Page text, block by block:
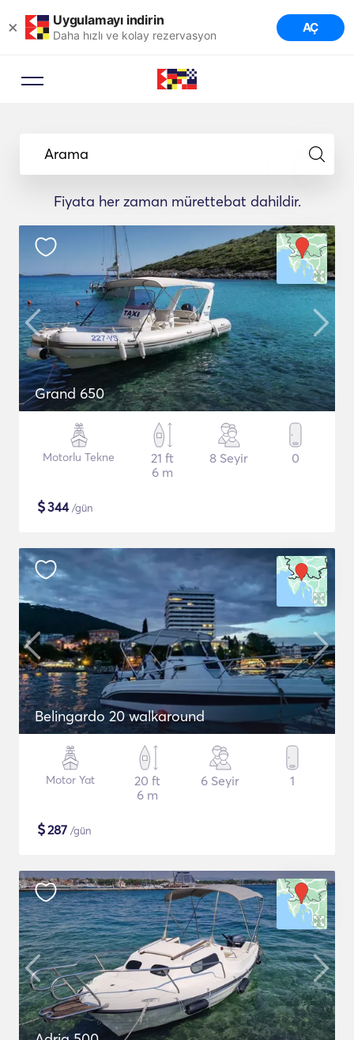
× Uygulamayı indirin
Daha hızlı ve kolay rezervasyon AÇ
Arama
Fiyata her zaman mürettebat dahildir.
Grand 650
Motorlu Tekne
21 ft
6 m
8 Seyir 0
$344/gün
Belingardo 20 walkaround
Motor Yat
20 ft
6 m
6 Seyir 1
$287 /gün